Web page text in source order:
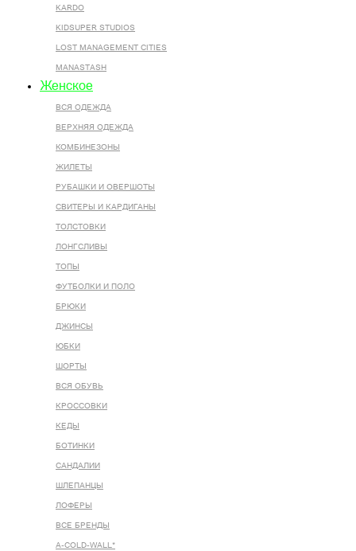
KARDO
KIDSUPER STUDIOS
LOST MANAGEMENT CITIES
MANASTASH
Женское
ВСЯ ОДЕЖДА
ВЕРХНЯЯ ОДЕЖДА
КОМБИНЕЗОНЫ
ЖИЛЕТЫ
РУБАШКИ И ОВЕРШОТЫ
СВИТЕРЫ И КАРДИГАНЫ
ТОЛСТОВКИ
ЛОНГСЛИВЫ
ТОПЫ
ФУТБОЛКИ И ПОЛО
БРЮКИ
ДЖИНСЫ
ЮБКИ
ШОРТЫ
ВСЯ ОБУВЬ
КРОССОВКИ
КЕДЫ
БОТИНКИ
САНДАЛИИ
ШЛЕПАНЦЫ
ЛОФЕРЫ
ВСЕ БРЕНДЫ
A-COLD-WALL*